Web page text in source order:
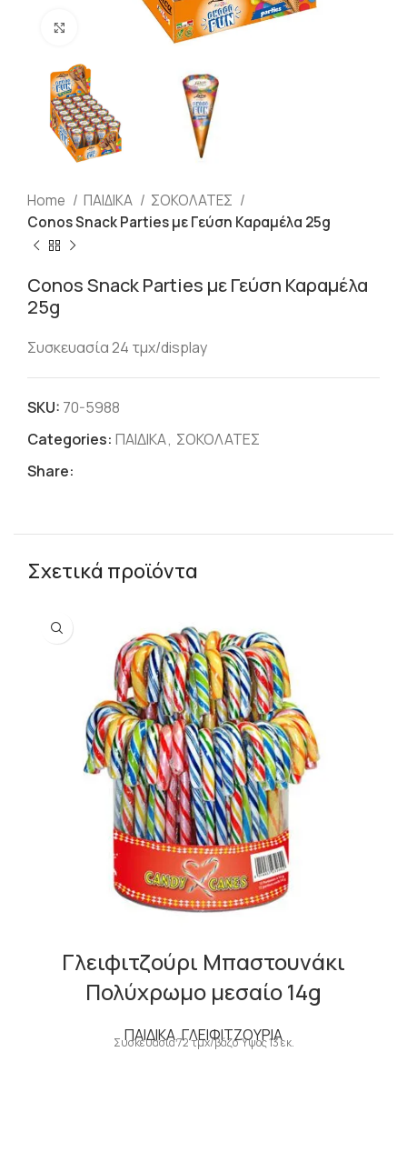
Click to enlarge
Home ΠΑΙΔΙΚΑ
ΣΟΚΟΛΑΤΕΣ
Conos Snack Parties με Γεύση Καραμέλα 25g
Conos Snack Parties με Γεύση Καραμέλα
25g
Συσκευασία 24 τμχ/display
SKU: 70-5988
Categories: ΠΑΙΔΙΚΑ, ΣΟΚΟΛΑΤΕΣ
Share:
Σχετικά προϊόντα
Γλειφιτζούρι Μπαστουνάκι
Πολύχρωμο μεσαίο 14g
ΠΑΙΔΙΚΑ,ΓΛΕΙΦΙΤΖΟΥΡΙΑ
Συσκευασία 72 τμχ/βάζο Ύψος 13 εκ.